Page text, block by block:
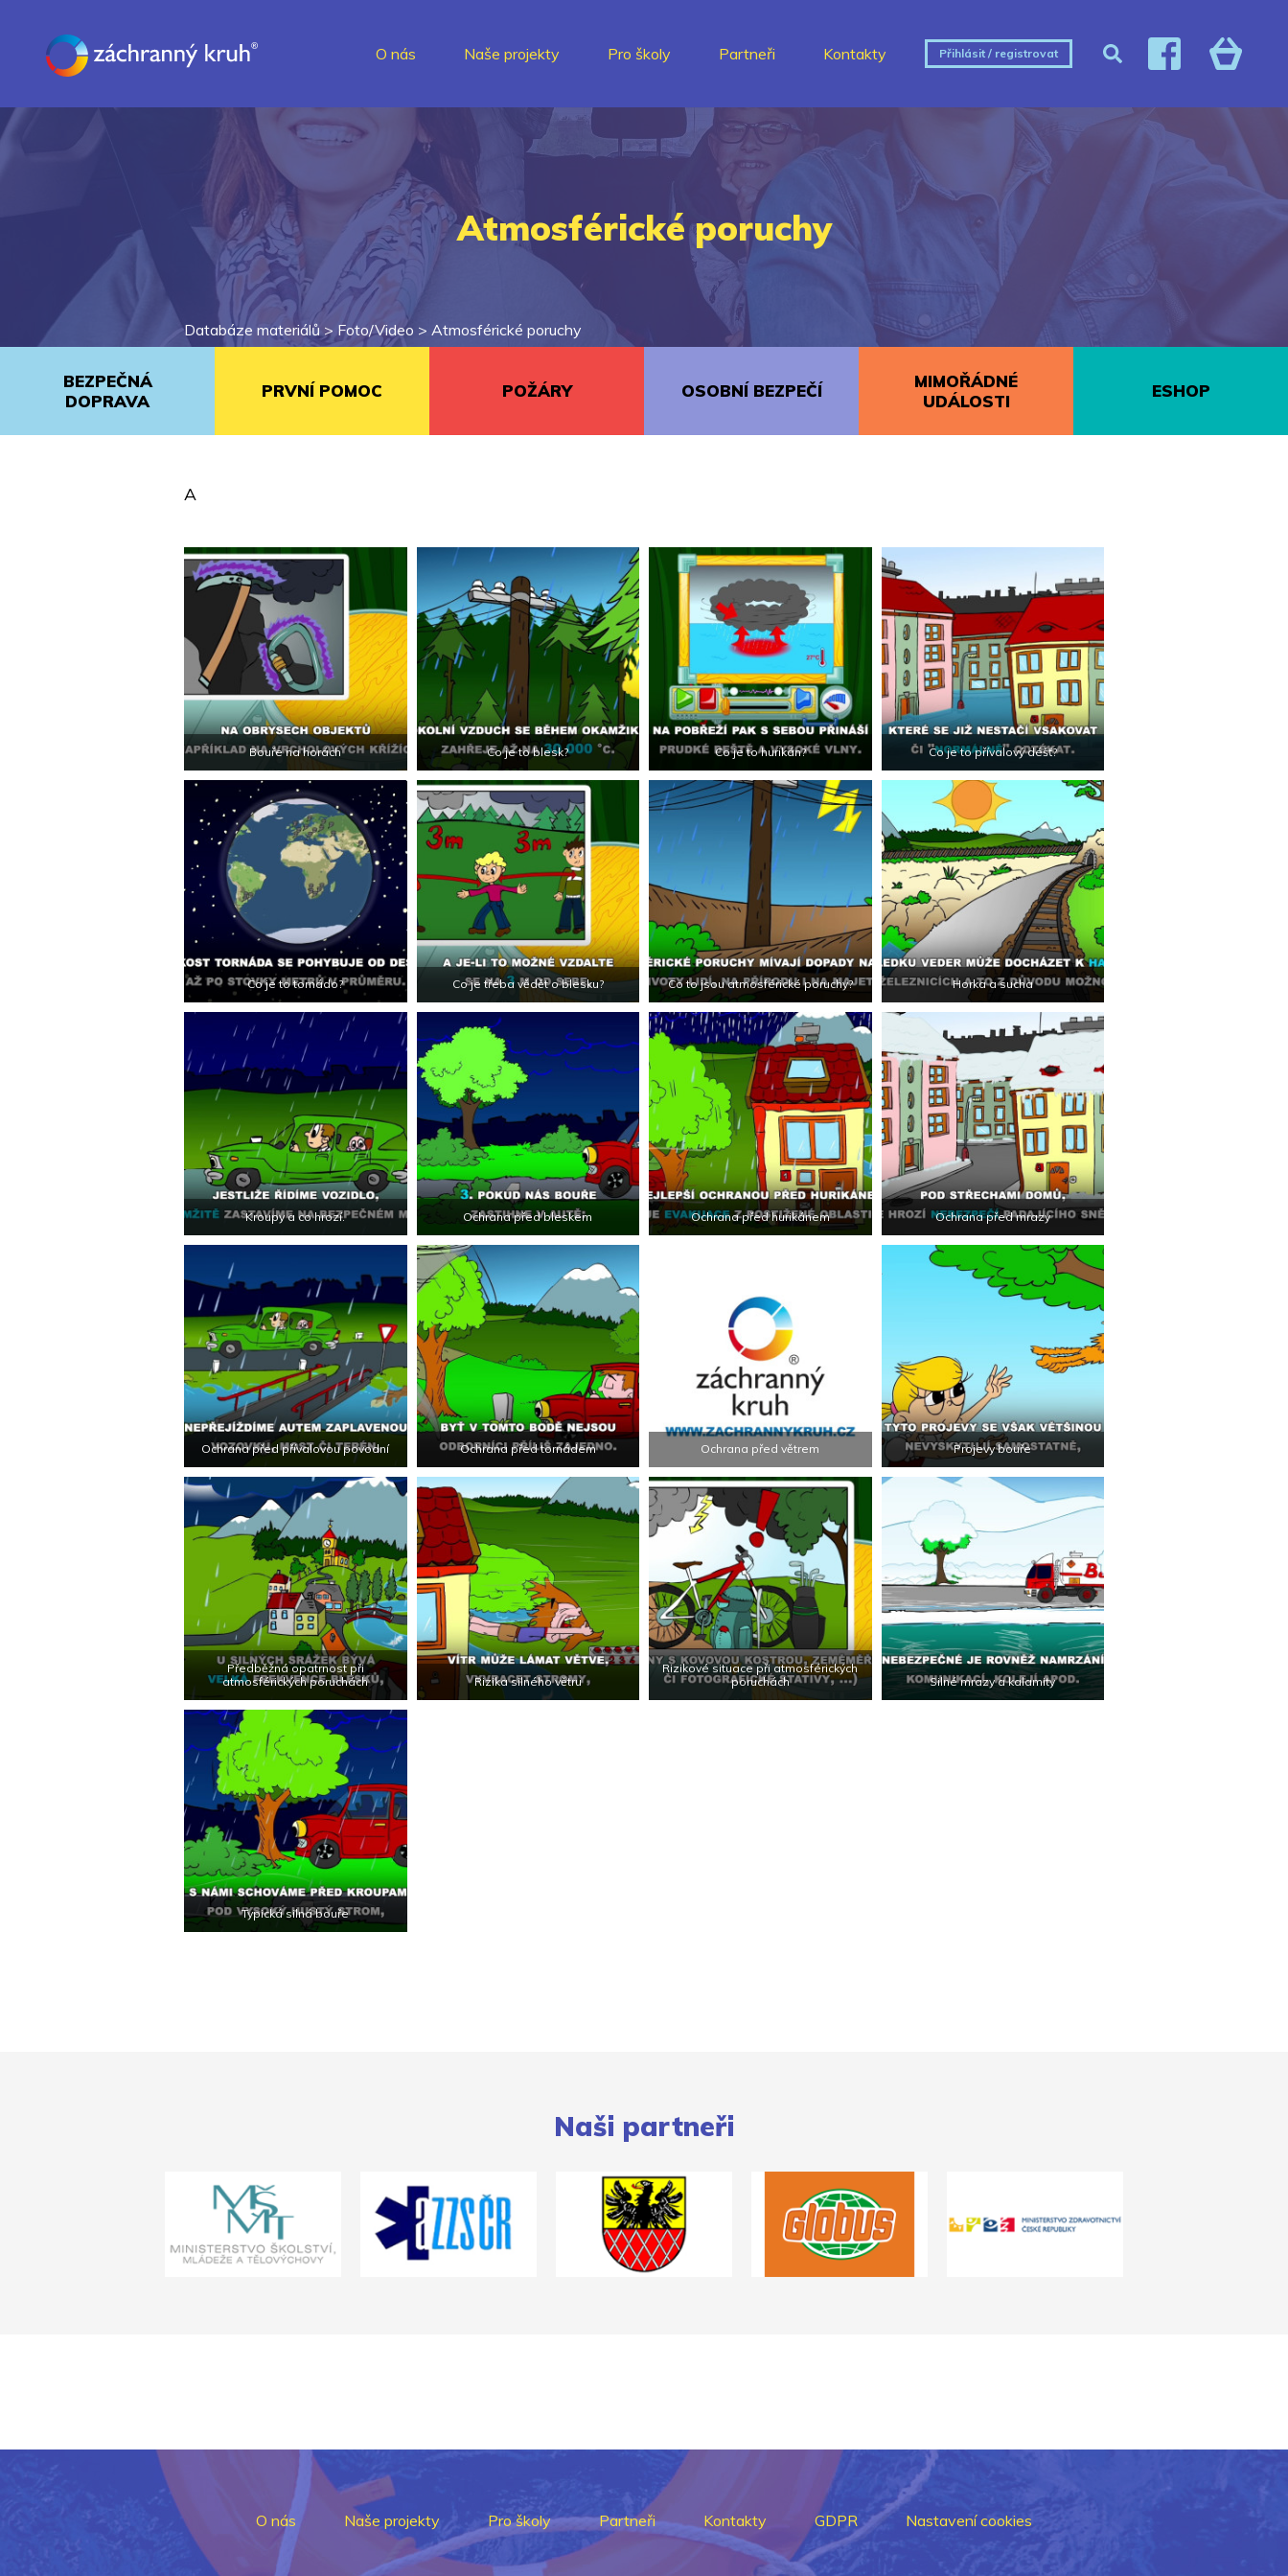
O nás Naše projekty Pro školy Partneři Kontakty Přihlásit / registrovat
Atmosférické poruchy
Databáze materiálů > Foto/Video > Atmosférické poruchy
BEZPEČNÁ
DOPRAVA
PRVNÍ POMOC POŽÁRY OSOBNÍ BEZPEČÍ
MIMOŘÁDNÉ
UDÁLOSTI
ESHOP
A
Bouře na horách Co je to blesk? Co je to hurikán? Co je to přívalový déšť?
Co je to tornádo? Co je třeba vědět o blesku? Co to jsou atmosférické poruchy? Horka a sucha
Kroupy a co hrozí. Ochrana před bleskem Ochrana před hurikánem Ochrana před mrazy
Ochrana před přívalovou povodní Ochrana před tornádem Ochrana před větrem Projevy bouře
Předběžná opatrnost při
atmosférických poruchách
Rizika silného větru
Rizikové situace při atmosférických
poruchách
Silné mrazy a kalamity
Typická silná bouře
Naši partneři
O nás Naše projekty Pro školy Partneři Kontakty GDPR Nastavení cookies